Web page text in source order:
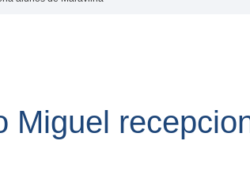
Miguel